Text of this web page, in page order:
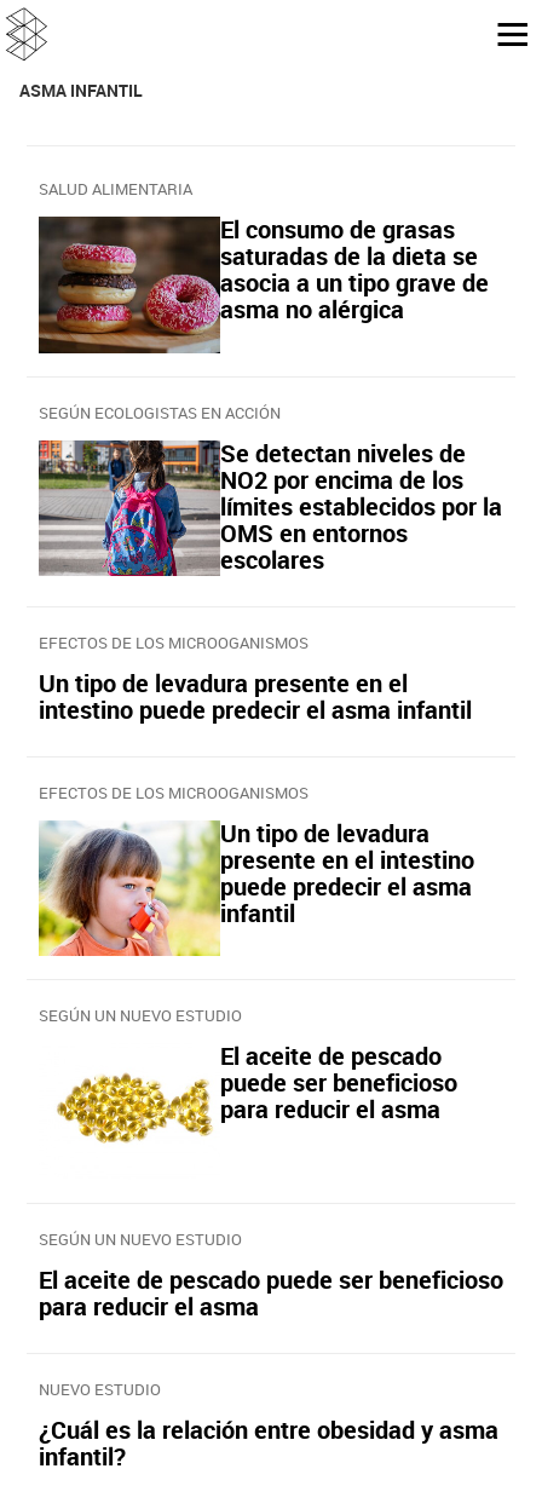
ASMA INFANTIL
SALUD ALIMENTARIA
El consumo de grasas
saturadas de la dieta se
asocia a un tipo grave de
asma no alérgica
SEGÚN ECOLOGISTAS EN ACCIÓN
Se detectan niveles de
NO2 por encima de los
límites establecidos por la
OMS en entornos
escolares
EFECTOS DE LOS MICROOGANISMOS
Un tipo de levadura presente en el
intestino puede predecir el asma infantil
EFECTOS DE LOS MICROOGANISMOS
Un tipo de levadura
presente en el intestino
puede predecir el asma
infantil
SEGÚN UN NUEVO ESTUDIO
El aceite de pescado
puede ser beneficioso
para reducir el asma
SEGÚN UN NUEVO ESTUDIO
El aceite de pescado puede ser beneficioso
para reducir el asma
NUEVO ESTUDIO
¿Cuál es la relación entre obesidad y asma
infantil?